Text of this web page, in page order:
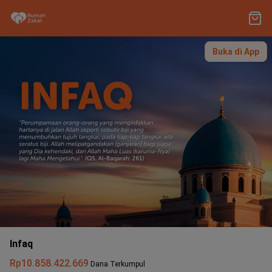
Buka di App
Infaq
Rp10.858.422.669 Dana Terkumpul